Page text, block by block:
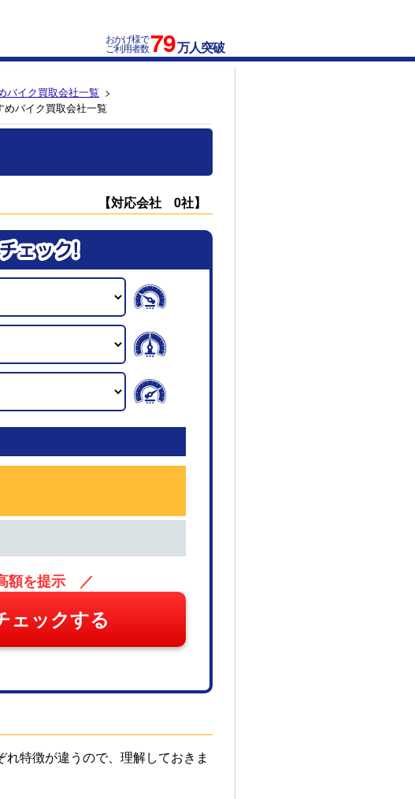
おかげ様で
ご利用者数79万人突破
バイク買取会社一覧
めバイク買取会社一覧
【対応会社 0社】
額を提示 ／
ェックする
特徴が違うので、理解しておきま